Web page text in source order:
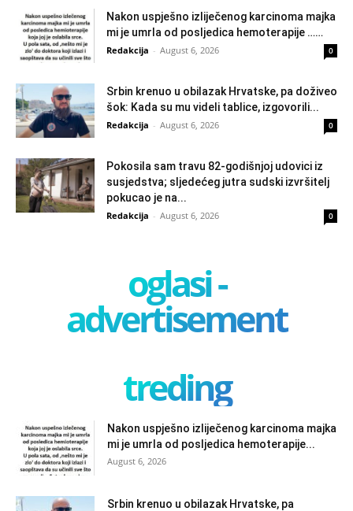
Nakon uspješno izliječenog karcinoma majka
mi je umrla od posljedica hemoterapije ……
Redakcija - August 6, 2026 0
Srbin krenuo u obilazak Hrvatske, pa doživeo
šok: Kada su mu videli tablice, izgovorili...
Redakcija - August 6, 2026 0
Pokosila sam travu 82-godišnjoj udovici iz
susjedstva; sljedećeg jutra sudski izvršitelj
pokucao je na...
Redakcija - August 6, 2026 0
oglasi -
advertisement
treding
Nakon uspješno izliječenog karcinoma majka
mi je umrla od posljedica hemoterapije...
August 6, 2026
Srbin krenuo u obilazak Hrvatske, pa